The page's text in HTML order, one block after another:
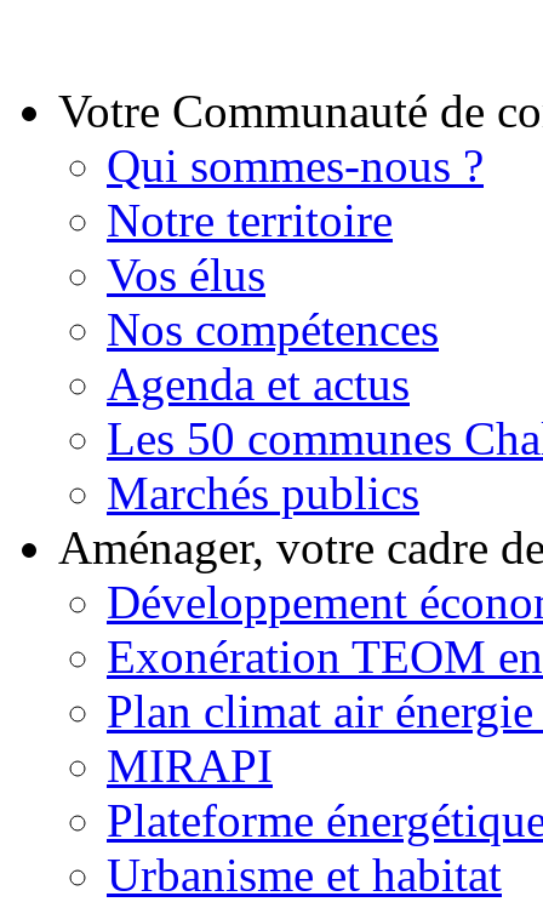
Votre Communauté de
Qui sommes-nous ?
Notre territoire
Vos élus
Nos compétences
Agenda et actus
Les 50 communes
Marchés publics
Aménager, votre cadre
Développement
Exonération TEOM
Plan climat air
MIRAPI
Plateforme
Urbanisme et habitat